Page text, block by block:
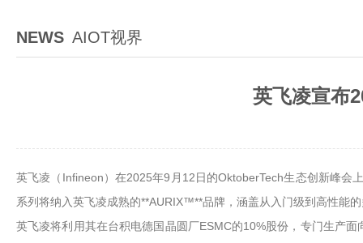
NEWS AIOT视界
英飞凌宣布
英飞凌（Infineon）在2025年9月12日的OktoberTech生态创新峰会
系列将纳入英飞凌成熟的**AURIX™**品牌，涵盖从入门级到高性能
英飞凌将利用其在台积电德国晶圆厂ESMC的10%股份，专门生产